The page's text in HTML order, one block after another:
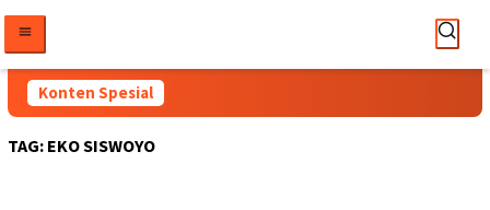
konten
Konten Spesial
TAG: EKO SISWOYO